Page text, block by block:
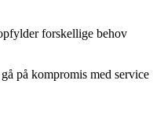
forskellige behov
på kompromis med service